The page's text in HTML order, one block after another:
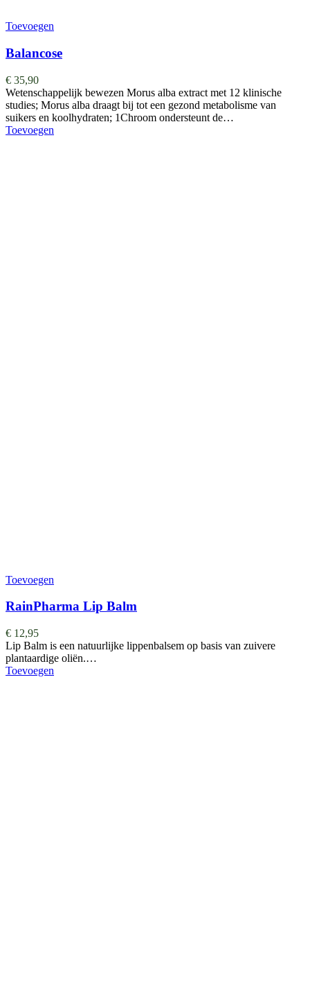
Toevoegen
Balancose
€ 35,90
Wetenschappelijk bewezen Morus alba extract met 12 klinische
studies; Morus alba draagt bij tot een gezond metabolisme van
suikers en koolhydraten; 1Chroom ondersteunt de…
Toevoegen
Toevoegen
RainPharma Lip Balm
€ 12,95
Lip Balm is een natuurlijke lippenbalsem op basis van zuivere
plantaardige oliën.…
Toevoegen